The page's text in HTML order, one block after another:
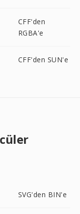
CFF'den
RGBA'e
CFF'den SUN'e
SVG'den BIN'e